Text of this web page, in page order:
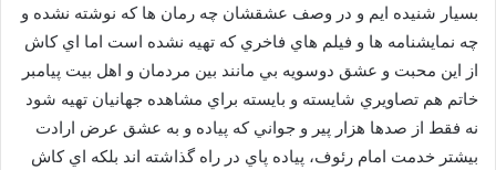
بسيار شنيده ايم و در وصف عشقشان چه رمان ها که نوشته نشده و
چه نمايشنامه ها و فيلم هاي فاخري که تهيه نشده است اما اي کاش
از اين محبت و عشق دوسويه بي مانند بين مردمان و اهل بيت پيامبر
خاتم هم تصاويري شايسته و بايسته براي مشاهده جهانيان تهيه شود
نه فقط از صدها هزار پير و جواني که پياده و به عشق عرض ارادت
بيشتر خدمت امام رئوف، پياده پاي در راه گذاشته اند بلکه اي کاش